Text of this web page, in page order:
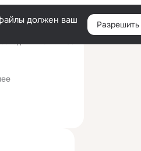
должен ваш
социальных